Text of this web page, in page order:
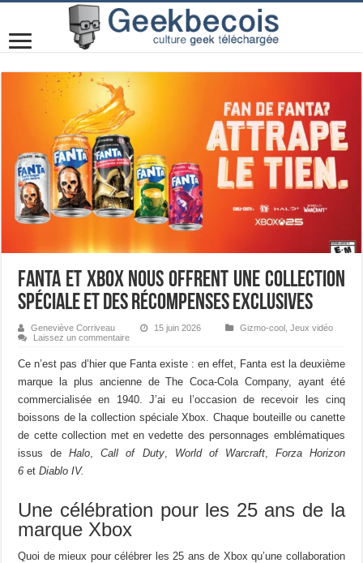
Fanta et Xbox nous offrent une collection
spéciale et des récompenses exclusives
Geneviève Corriveau 15 juin 2026 Gizmo-cool, Jeux vidéo
Laissez un commentaire
Ce n’est pas d’hier que Fanta existe : en effet, Fanta est la deuxième
marque la plus ancienne de The Coca‑Cola Company, ayant été
commercialisée en 1940. J’ai eu l’occasion de recevoir les cinq
boissons de la collection spéciale Xbox. Chaque bouteille ou canette
de cette collection met en vedette des personnages emblématiques
issus deHalo ,Call of Duty, World of Warcraft, Forza Horizon
6 etDiablo IV.
Une célébration pour les 25 ans de la
marque Xbox
Quoi de mieux pour célébrer les 25 ans de Xbox qu’une collaboration